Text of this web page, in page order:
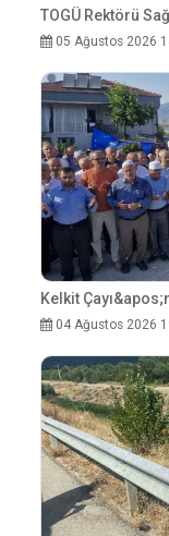
05 Ağustos 2026
04 Ağustos 2026